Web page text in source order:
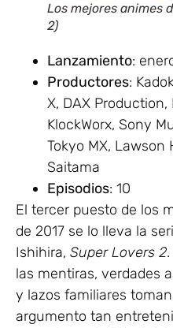
Los mejores animes
2)
Lanzamiento:
Productores:
X, DAX
KlockWorx, Sony
Tokyo MX, Lawson
Saitama
Episodios: 10
El tercer puesto de los
de 2017 se lo lleva la
Ishihira, Super Lovers 2
las mentiras, verdades
y lazos familiares
argumento tan